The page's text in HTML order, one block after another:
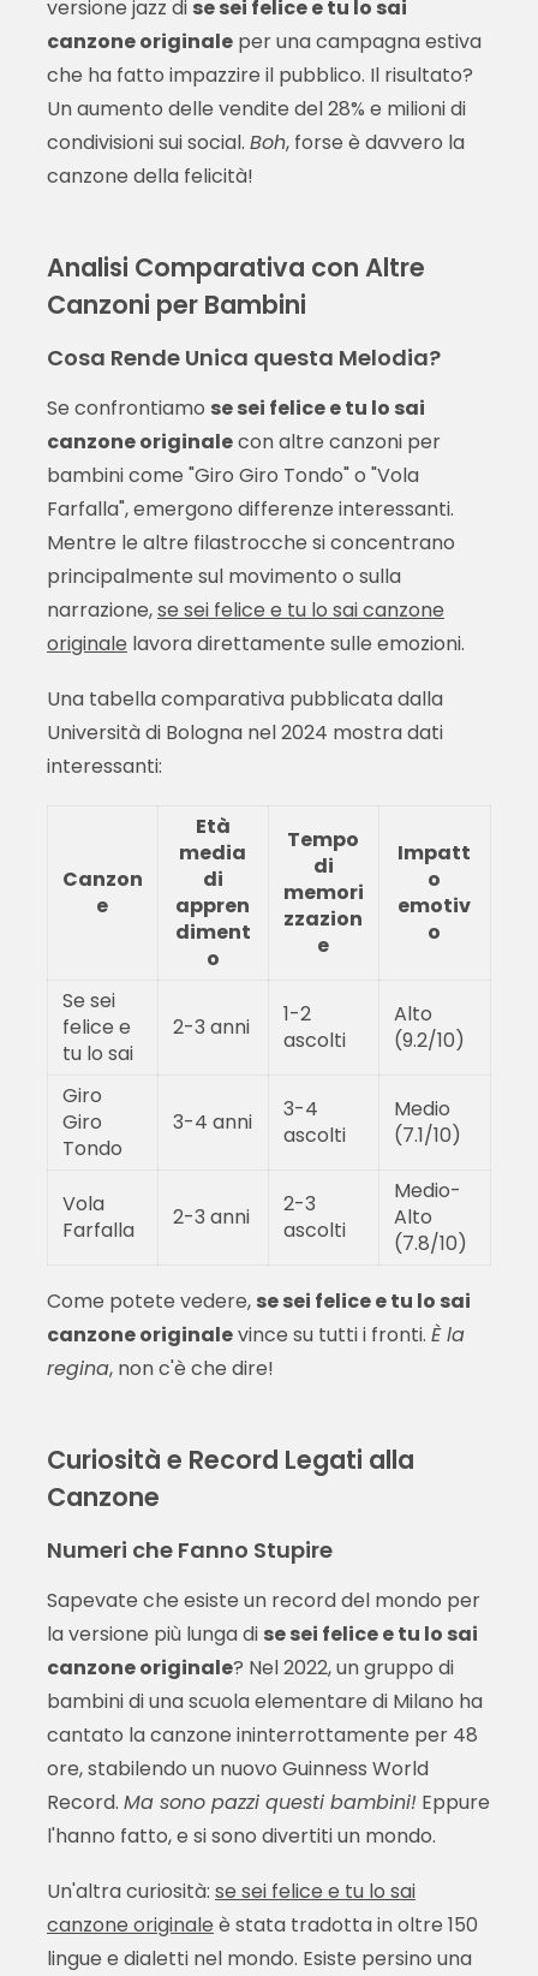
versione jazz di se sei felice e tu lo sai
canzone originaleper una campagna estiva
che ha fatto impazzire il pubblico. Il risultato?
Un aumento delle vendite del 28% e milioni di
condivisioni sui social. Boh, forse è davvero la
canzone della felicità!
Analisi Comparativa con Altre
Canzoni per Bambini
Cosa Rende Unica questa Melodia?
Se confrontiamo se sei felice e tu lo sai
canzone originalecon altre canzoni per
bambini come "Giro Giro Tondo" o "Vola
Farfalla", emergono differenze interessanti.
Mentre le altre filastrocche si concentrano
principalmente sul movimento o sulla
narrazione,se sei felice e tu lo sai canzone
originale lavora direttamente sulle emozioni.
Una tabella comparativa pubblicata dalla
Università di Bologna nel 2024 mostra dati
interessanti:
Canzon
e
Età
media
di
appren
diment
o
Tempo
di
memori
zzazion
e
Impatt
o
emotiv
o
Se sei
felice e
tu lo sai
2-3 anni
1-2
ascolti
Alto
(9.2/10)
Giro
Giro
Tondo
3-4 anni
3-4
ascolti
Medio
(7.1/10)
Vola
Farfalla
2-3 anni
2-3
ascolti
Medio-
Alto
(7.8/10)
Come potete vedere, se sei felice e tu lo sai
canzone originalevince su tutti i fronti. È la
regina, non c'è che dire!
Curiosità e Record Legati alla
Canzone
Numeri che Fanno Stupire
Sapevate che esiste un record del mondo per
la versione più lunga di se sei felice e tu lo sai
canzone originale? Nel 2022, un gruppo di
bambini di una scuola elementare di Milano ha
cantato la canzone ininterrottamente per 48
ore, stabilendo un nuovo Guinness World
Record. Ma sono pazzi questi bambini!Eppure
l'hanno fatto, e si sono divertiti un mondo.
Un'altra curiosità: se sei felice e tu lo sai
canzone originale è stata tradotta in oltre 150
lingue e dialetti nel mondo. Esiste persino una